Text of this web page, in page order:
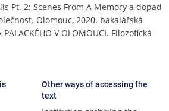
Pt. 2: Scenes From A Memory a dopad
Olomouc, 2020. bakalářská
V OLOMOUCI. Filozofická
Other ways of accessing the
text